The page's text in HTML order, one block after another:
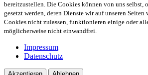
bereitzustellen. Die Cookies können von uns selbst,
gesetzt werden, deren Dienste wir auf unseren Seiten
Cookies nicht zulassen, funktionieren einige oder
möglicherweise nicht einwandfrei.
Impressum
Datenschutz